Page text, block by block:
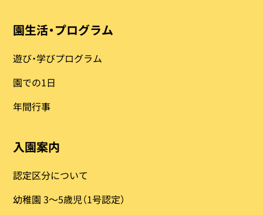
園生活・プログラム
遊び・学びプログラム
園での1日
年間行事
入園案内
認定区分について
幼稚園 3〜5歳児（1号認定）